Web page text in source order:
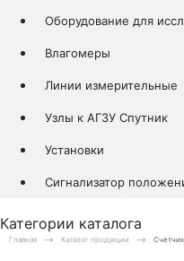
Оборудование для
Влагомеры
Линии измерительные
Узлы к АГЗУ Спутник
Установки
Сигнализатор
Категории каталога
Главная Каталог продукции